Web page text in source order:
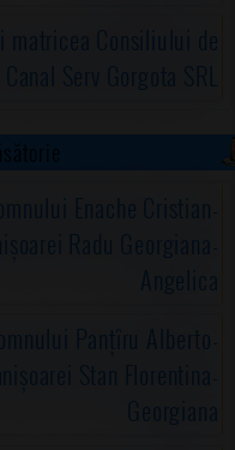
matricea Consiliului de
Serv Gorgota SRL
Enache Cristian-
Radu Georgiana-
Angelica
Panțîru Alberto-
Stan Florentina-
Georgiana